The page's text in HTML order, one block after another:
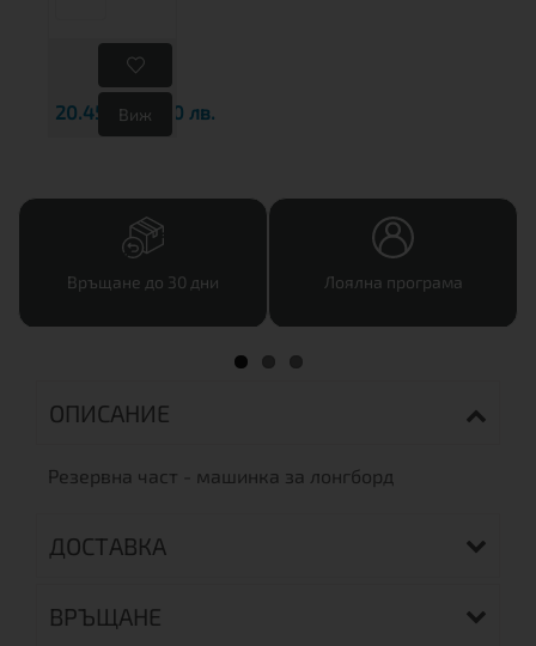
20.45€ 40.00 лв.
Виж
Връщане до 30 дни Лоялна програма
ОПИСАНИЕ
Резервна част - машинка за лонгборд
ДОСТАВКА
ВРЪЩАНЕ